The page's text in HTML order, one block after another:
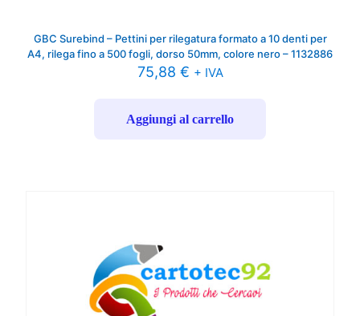
GBC Surebind – Pettini per rilegatura formato a 10 denti per
A4, rilega fino a 500 fogli, dorso 50mm, colore nero – 1132886
75,88 € + IVA
Aggiungi al carrello